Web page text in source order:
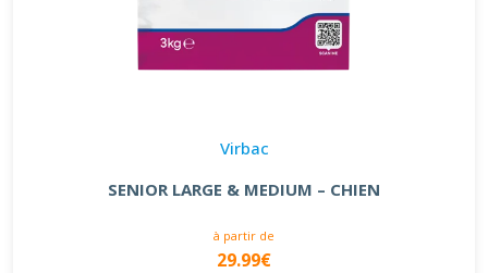
Virbac
SENIOR LARGE & MEDIUM – CHIEN
à partir de
29.99€